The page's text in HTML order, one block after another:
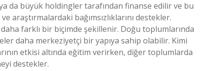
da büyük holdingler tarafından finanse edilir ve bu
araştırmalardaki bağımsızlıklarını destekler.
farklı bir biçimde şekillenir. Doğu toplumlarında
daha merkeziyetçi bir yapıya sahip olabilir. Kimi
etkisi altında eğitim verirken, diğer toplumlarda
destekler.